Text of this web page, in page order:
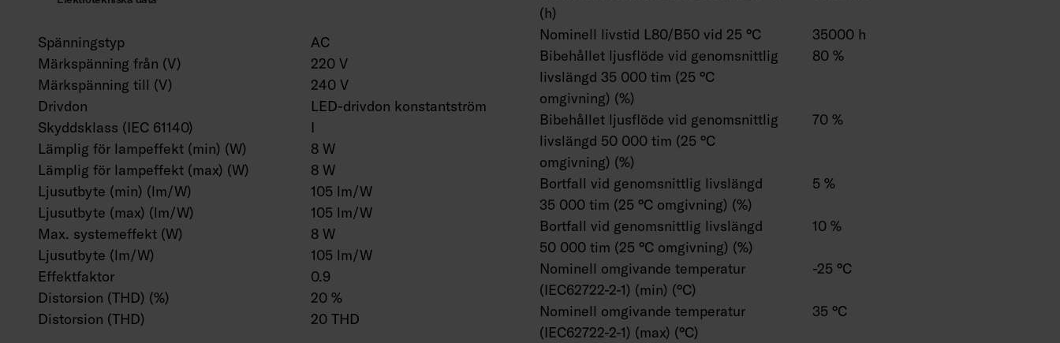
Spänningstyp
AC
Märkspänning från (V)
220 V
Märkspänning till (V)
240 V
Drivdon
LED-drivdon konstantström
Skyddsklass (IEC 61140)
I
Lämplig för lampeffekt (min) (W)
8 W
Lämplig för lampeffekt (max) (W)
8 W
Ljusutbyte (min) (lm/W)
105 lm/W
Ljusutbyte (max) (lm/W)
105 lm/W
Max. systemeffekt (W)
8 W
Ljusutbyte (lm/W)
105 lm/W
Effektfaktor
0.9
Distorsion (THD) (%)
20 %
Distorsion (THD)
20 THD
(h)
Nominell livstid L80/B50 vid 25 °C
35000 h
Bibehållet ljusflöde vid genomsnittlig
livslängd 35 000 tim (25 °C
omgivning) (%)
80 %
Bibehållet ljusflöde vid genomsnittlig
livslängd 50 000 tim (25 °C
omgivning) (%)
70 %
Bortfall vid genomsnittlig livslängd
35 000 tim (25 °C omgivning) (%)
5 %
Bortfall vid genomsnittlig livslängd
50 000 tim (25 °C omgivning) (%)
10 %
Nominell omgivande temperatur
(IEC62722-2-1) (min) (°C)
-25 °C
Nominell omgivande temperatur
(IEC62722-2-1) (max) (°C)
35 °C